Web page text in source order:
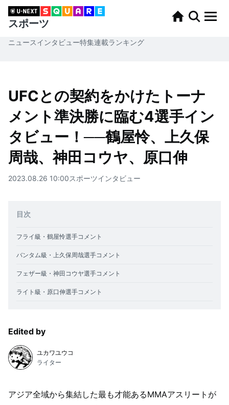
スポーツ
ニュースインタビュー特集連載ランキング
UFCとの契約をかけたトーナ
メント準決勝に臨む4選手イン
タビュー！──鶴屋怜、上久保
周哉、神田コウヤ、原口伸
2023.08.26 10:00スポーツインタビュー
目次
フライ級・鶴屋怜選手コメント
バンタム級・上久保周哉選手コメント
フェザー級・神田コウヤ選手コメント
ライト級・原口伸選手コメント
Edited by
ユカワユウコ
ライター
アジア全域から集結した最も才能あるMMAアスリートが